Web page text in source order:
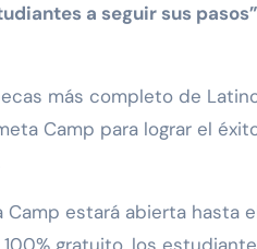
a seguir sus
más completo de
Camp para lograr el
estará abierta hasta